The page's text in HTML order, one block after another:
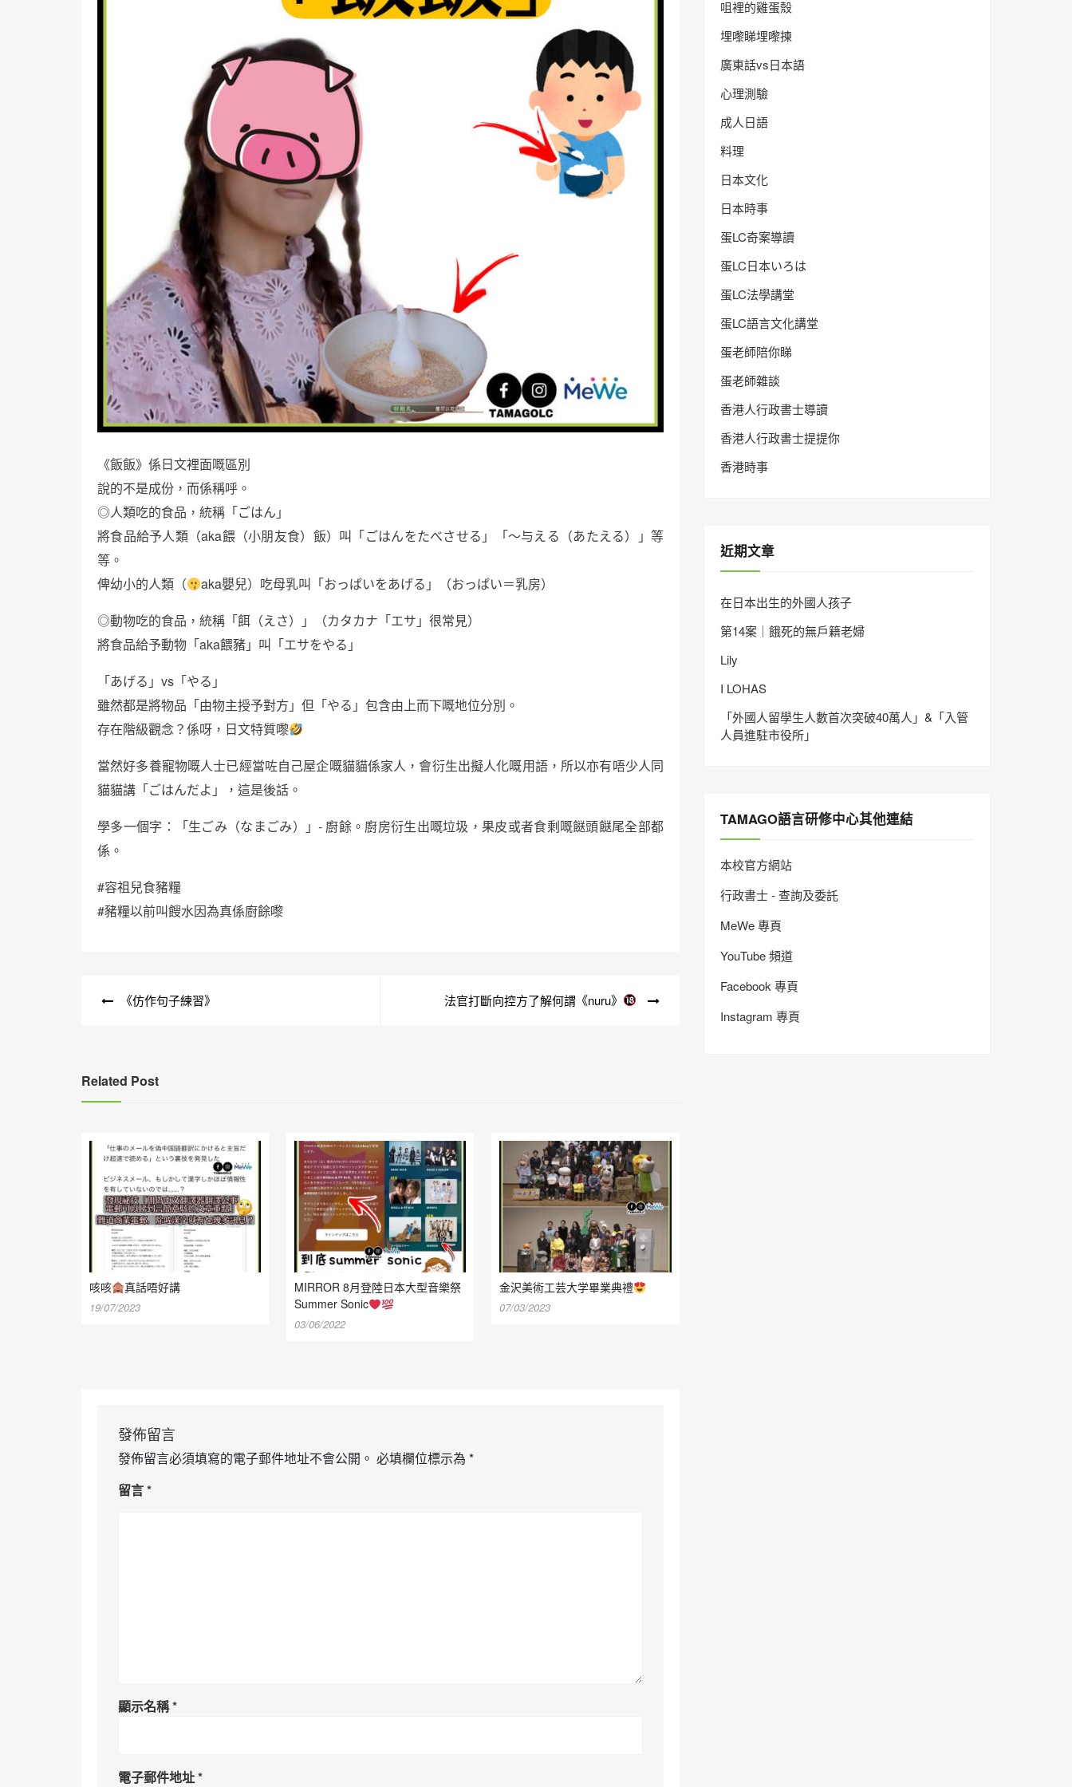
《飯飯》係日文裡面嘅區別
說的不是成份，而係稱呼。
◎人類吃的食品，統稱「ごはん」
將食品給予人類（aka餵（小朋友食）飯）叫「ごはんをたべさせる」「〜与える（あたえる）」等
等。
俾幼小的人類（
aka嬰兒）吃母乳叫「おっぱいをあげる」（おっぱい＝乳房）
◎動物吃的食品，統稱「餌（えさ）」（カタカナ「エサ」很常見）
將食品給予動物「aka餵豬」叫「エサをやる」
「あげる」vs「やる」
雖然都是將物品「由物主授予對方」但「やる」包含由上而下嘅地位分別。
存在階級觀念？係呀，日文特質嚟
當然好多養寵物嘅人士已經當咗自己屋企嘅貓貓係家人，會衍生出擬人化嘅用語，所以亦有唔少人同
貓貓講「ごはんだよ」，這是後話。
學多一個字：「生ごみ（なまごみ）」- 廚餘。廚房衍生出嘅垃圾，果皮或者食剩嘅餸頭餸尾全部都
係。
#容祖兒食豬糧
#豬糧以前叫餿水因為真係廚餘嚟
《仿作句子練習》 法官打斷向控方了解何謂《nuru》
Related Post
咳咳 真話唔好講
19/07/2023
MIRROR 8月登陸日本大型音樂祭
Summer Sonic
03/06/2022
金沢美術工芸大学畢業典禮
07/03/2023
發佈留言
發佈留言必須填寫的電子郵件地址不會公開。 必填欄位標示為 *
留言*
顯示名稱*
電子郵件地址*
咀裡的雞蛋殼
埋嚟睇埋嚟揀
廣東話vs日本語
心理測驗
成人日語
料理
日本文化
日本時事
蛋LC奇案導讀
蛋LC日本いろは
蛋LC法學講堂
蛋LC語言文化講堂
蛋老師陪你睇
蛋老師雜談
香港人行政書士導讀
香港人行政書士提提你
香港時事
近期文章
在日本出生的外國人孩子
第14案｜餓死的無戶籍老婦
Lily
I LOHAS
「外國人留學生人數首次突破40萬人」&「入管
人員進駐市役所」
TAMAGO語言研修中心其他連結
本校官方網站
行政書士 - 查詢及委託
MeWe 專頁
YouTube 頻道
Facebook 專頁
Instagram 專頁